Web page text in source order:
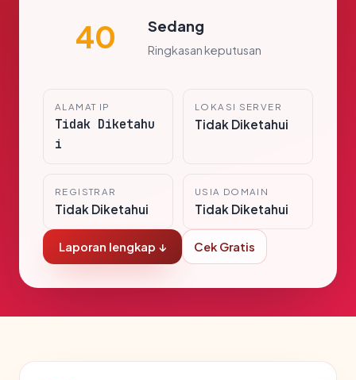
40 Sedang
Ringkasan keputusan
ALAMAT IP
Tidak Diketahu
i
LOKASI SERVER
Tidak Diketahui
REGISTRAR
Tidak Diketahui
USIA DOMAIN
Tidak Diketahui
Laporan lengkap ↓ Cek Gratis